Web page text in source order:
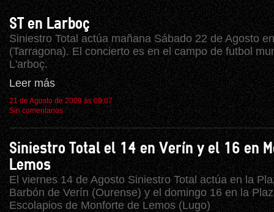
ST en Larboç
Siniestro Total actúa mañana Sábado 22 de Agosto
(Tarragona). El concierto es en el campo de futbol
L'arboç.
Leer más
21 de Agosto de 2009 ás 09:07
Sin comentarios
Siniestro Total el 14 en Verín y el 16 en
Lemos
El viernes 14 de Agosto Siniestro Total actúa en la
Barbón de Verín (Ourense) y el domingo 16 en la
Escolapios de Monforte de Lemos (Lugo)